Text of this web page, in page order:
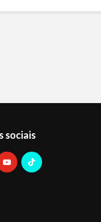
sociais